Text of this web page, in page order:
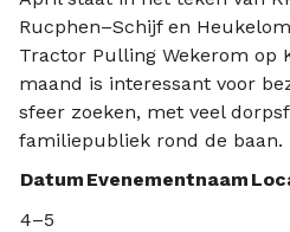
Rucphen–Schijf en
Tractor Pulling Wekerom op
maand is interessant voor
sfeer zoeken, met veel
familiepubliek rond de baan.
Datum Evenementnaam
4–5